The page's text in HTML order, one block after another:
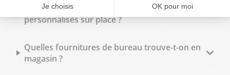
Peut-on commander des tampons
personnalisés sur place ?
Quelles fournitures de bureau trouve-t-on en
magasin ?